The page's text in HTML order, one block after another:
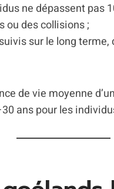
ne dépassent pas
ou des collisions ;
sur le long
de vie moyenne
ans pour les